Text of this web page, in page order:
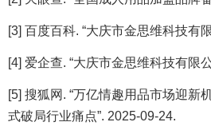
[3] 百度百科. “大庆市金思维科技有
[4] 爱企查. “大庆市金思维科技有限
[5] 搜狐网. “万亿情趣用品市场迎新
式破局行业痛点”. 2025-09-24.